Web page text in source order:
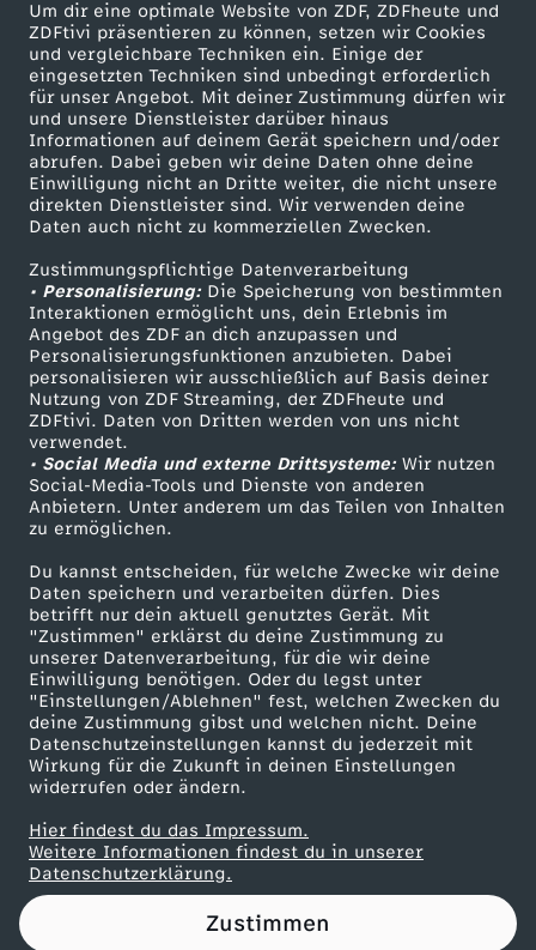
Um dir eine optimale Website von ZDF, ZDFheute und
ZDFtivi präsentieren zu können, setzen wir Cookies
und vergleichbare Techniken ein. Einige der
eingesetzten Techniken sind unbedingt erforderlich
für unser Angebot. Mit deiner Zustimmung dürfen wir
und unsere Dienstleister darüber hinaus
Informationen auf deinem Gerät speichern und/oder
abrufen. Dabei geben wir deine Daten ohne deine
Einwilligung nicht an Dritte weiter, die nicht unsere
direkten Dienstleister sind. Wir verwenden deine
Daten auch nicht zu kommerziellen Zwecken.
Zustimmungspflichtige Datenverarbeitung
• Personalisierung:Die Speicherung von bestimmten
Interaktionen ermöglicht uns, dein Erlebnis im
Angebot des ZDF an dich anzupassen und
Personalisierungsfunktionen anzubieten. Dabei
personalisieren wir ausschließlich auf Basis deiner
Nutzung von ZDF Streaming, der ZDFheute und
ZDFtivi. Daten von Dritten werden von uns nicht
verwendet.
• Social Media und externe Drittsysteme:Wir nutzen
Social-Media-Tools und Dienste von anderen
Anbietern. Unter anderem um das Teilen von Inhalten
zu ermöglichen.
Du kannst entscheiden, für welche Zwecke wir deine
Daten speichern und verarbeiten dürfen. Dies
betrifft nur dein aktuell genutztes Gerät. Mit
"Zustimmen" erklärst du deine Zustimmung zu
unserer Datenverarbeitung, für die wir deine
Einwilligung benötigen. Oder du legst unter
"Einstellungen/Ablehnen" fest, welchen Zwecken du
deine Zustimmung gibst und welchen nicht. Deine
Datenschutzeinstellungen kannst du jederzeit mit
Wirkung für die Zukunft in deinen Einstellungen
widerrufen oder ändern.
Hier findest du das Impressum.
Weitere Informationen findest du in unserer
Datenschutzerklärung.
Zustimmen
Mehr ZDF
ZDF-Apps
Smart TV
ZDFtext
Livestreams
Sendungen A-Z
TV-Programm
Service
ZDFmitreden
Kontakt zum ZDF
Tickets
Zuschauerservice
Hilfe
ZDF Unternehmen
Karriere
ZDF goes Schule
Werbefernsehen
Mainzelmännchen
Partner